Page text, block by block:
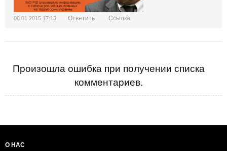
недоступне]
08.01.2015 17:13 Ответить Ссылка
Произошла ошибка при получении списка
комментариев.
О НАС